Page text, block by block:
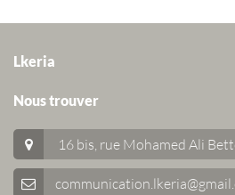
Lkeria
Nous trouver
16 bis, rue Mohamed Ali